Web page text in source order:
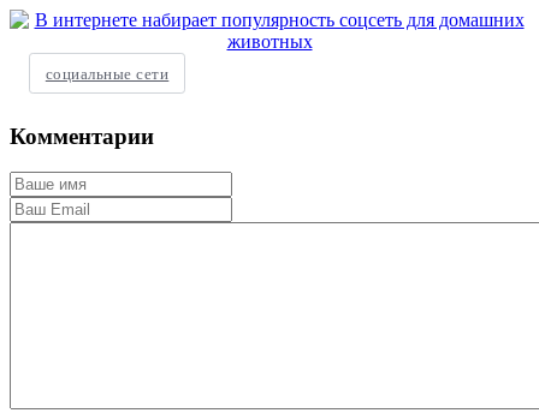
социальные сети
Комментарии